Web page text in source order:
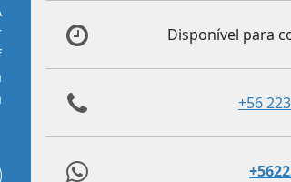
Disponível para
+56